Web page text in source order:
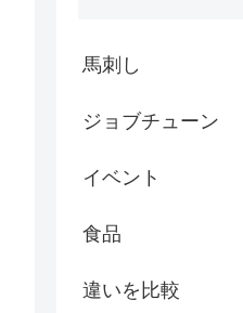
馬刺し
ジョブチューン
イベント
食品
違いを比較